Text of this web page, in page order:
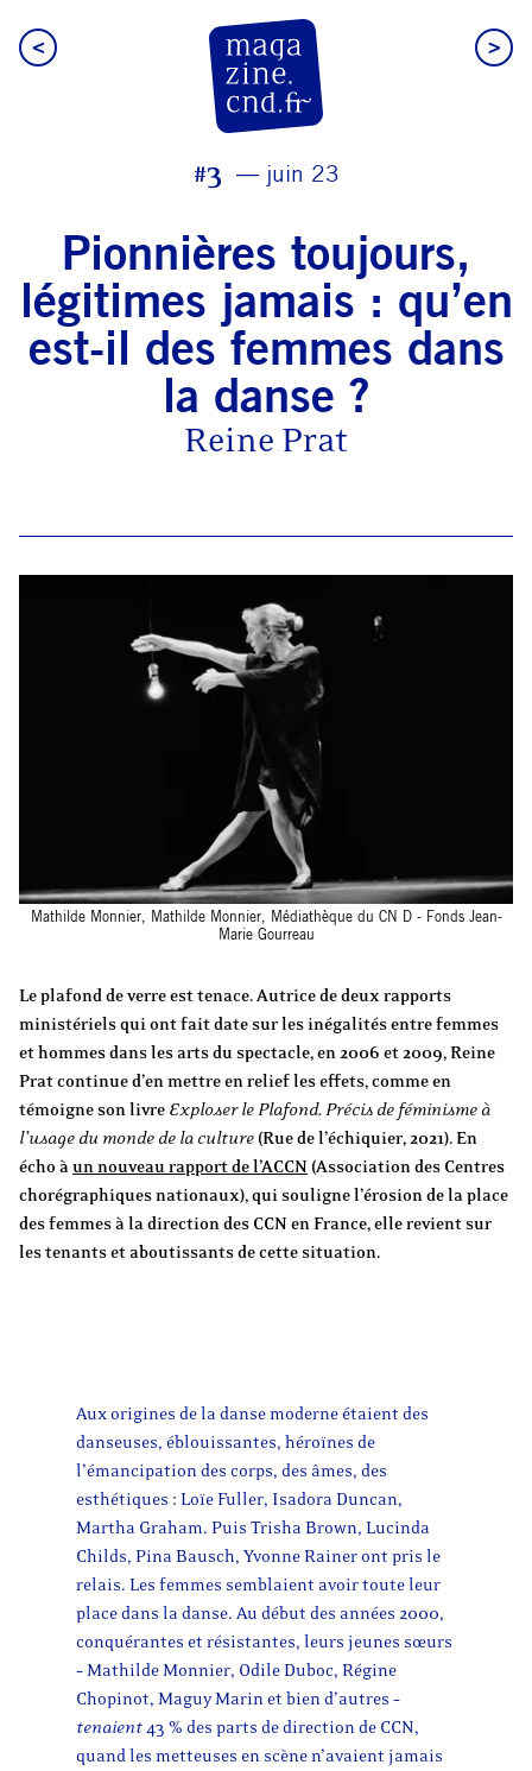
< >
#3 juin 23
Pionnières toujours,
légitimes jamais : qu’en
est-il des femmes dans
la danse ?
Reine Prat
Mathilde Monnier, Mathilde Monnier, Médiathèque du CN D - Fonds Jean-
Marie Gourreau
Le plafond de verre est tenace. Autrice de deux rapports
ministériels qui ont fait date sur les inégalités entre femmes
et hommes dans les arts du spectacle, en 2006 et 2009, Reine
Prat continue d’en mettre en relief les effets, comme en
témoigne son livre Exploser le Plafond. Précis de féminisme à
l’usage du monde de la culture (Rue de l’échiquier, 2021). En
écho àun nouveau rapport de l’ACCN (Association des Centres
chorégraphiques nationaux), qui souligne l’érosion de la place
des femmes à la direction des CCN en France, elle revient sur
les tenants et aboutissants de cette situation.
Aux origines de la danse moderne étaient des
danseuses, éblouissantes, héroïnes de
l’émancipation des corps, des âmes, des
esthétiques : Loïe Fuller, Isadora Duncan,
Martha Graham. Puis Trisha Brown, Lucinda
Childs, Pina Bausch, Yvonne Rainer ont pris le
relais. Les femmes semblaient avoir toute leur
place dans la danse. Au début des années 2000,
conquérantes et résistantes, leurs jeunes sœurs
– Mathilde Monnier, Odile Duboc, Régine
Chopinot, Maguy Marin et bien d’autres –
tenaient43 % des parts de direction de CCN,
quand les metteuses en scène n’avaient jamais